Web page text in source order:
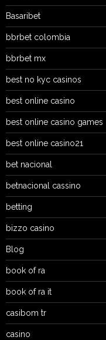
Basaribet
bbrbet colombia
bbrbet mx
best no kyc casinos
best online casino
best online casino games
best online casino21
bet nacional
betnacional cassino
betting
bizzo casino
Blog
book of ra
book of ra it
casibom tr
casino